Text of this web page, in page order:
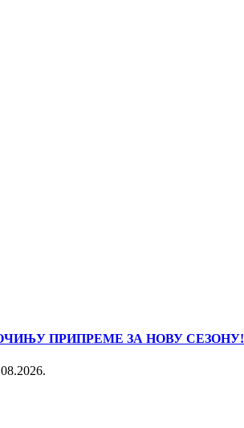
ПРИПРЕМЕ ЗА НОВУ СЕЗОНУ!